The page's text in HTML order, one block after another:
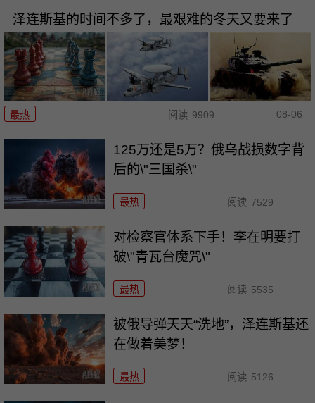
泽连斯基的时间不多了，最艰难的冬天又要来了
最热 阅读 9909 08-06
125万还是5万？俄乌战损数字背
后的\"三国杀\"
最热 阅读 7529
对检察官体系下手！李在明要打
破\"青瓦台魔咒\"
最热 阅读 5535
被俄导弹天天“洗地”，泽连斯基还
在做着美梦！
最热 阅读 5126